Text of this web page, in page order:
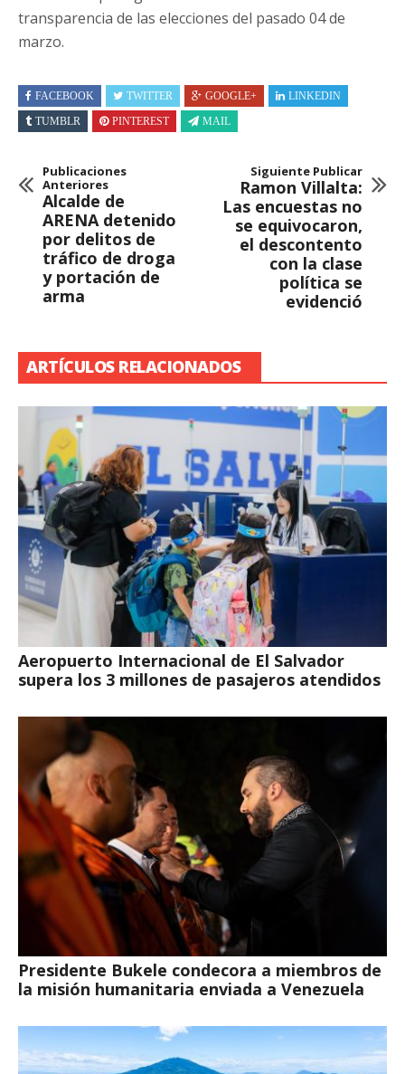
transparencia de las elecciones del pasado 04 de
marzo.
FACEBOOK TWITTER GOOGLE+
LINKEDIN
TUMBLR
PINTEREST MAIL
Publicaciones
Anteriores
Alcalde de
ARENA detenido
por delitos de
tráfico de droga
y portación de
arma
Siguiente Publicar
Ramon Villalta:
Las encuestas no
se equivocaron,
el descontento
con la clase
política se
evidenció
ARTÍCULOS RELACIONADOS
Aeropuerto Internacional de El Salvador
supera los 3 millones de pasajeros atendidos
Presidente Bukele condecora a miembros de
la misión humanitaria enviada a Venezuela